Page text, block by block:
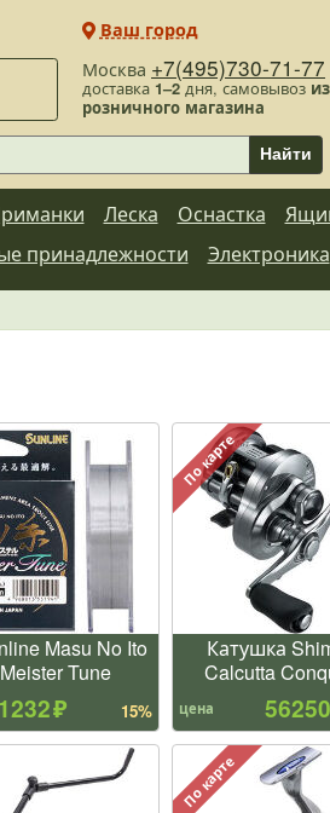
Москва +7(495)730-71-77
доставка 1–2дня, самовывоз из
розничного магазина
Ваш город
Найти
Леска Оснастка
принадлежности Электроника
Masu No Ito
Tune
1232 15%
По карте
Катушка
Calcutta
цена 56250
По карте